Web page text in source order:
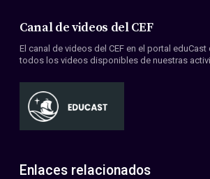
Canal de videos del CEF
El canal de videos del CEF en el portal eduCast
todos los videos disponibles de nuestras
Enlaces relacionados